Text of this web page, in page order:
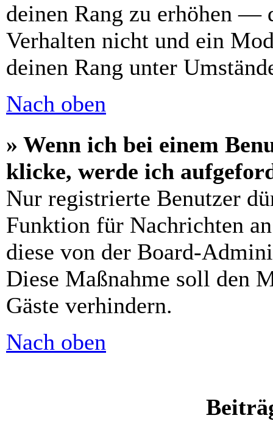
deinen Rang zu erhöhen —
Verhalten nicht und ein
deinen Rang unter
Nach oben
» Wenn ich bei einem
klicke, werde ich
Nur registrierte Benutzer
Funktion für Nachrichten
diese von der Board-
Diese Maßnahme soll den
Gäste verhindern.
Nach oben